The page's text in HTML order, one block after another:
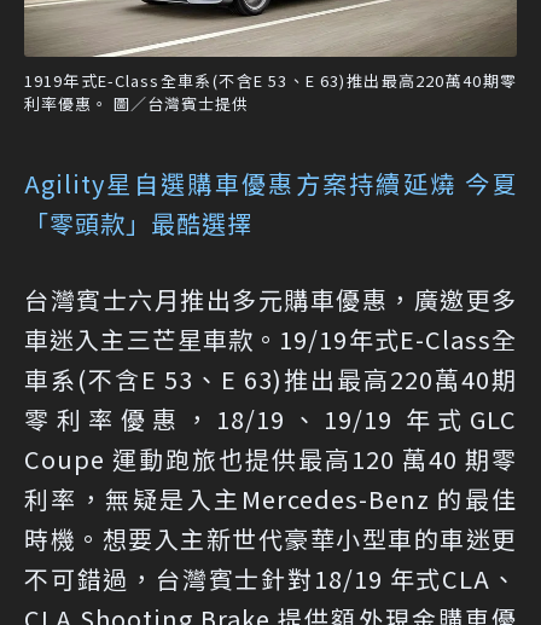
1919年式E-Class全車系(不含E 53、E 63)推出最高220萬40期零
利率優惠。 圖／台灣賓士提供
Agility星自選購車優惠方案持續延燒 今夏
「零頭款」最酷選擇
台灣賓士六月推出多元購車優惠，廣邀更多
車迷入主三芒星車款。19/19年式E-Class全
車系(不含E 53、E 63)推出最高220萬40期
零利率優惠，18/19、19/19 年式GLC
Coupe 運動跑旅也提供最高120 萬40 期零
利率，無疑是入主Mercedes-Benz 的最佳
時機。想要入主新世代豪華小型車的車迷更
不可錯過，台灣賓士針對18/19 年式CLA、
CLA Shooting Brake 提供額外現金購車優